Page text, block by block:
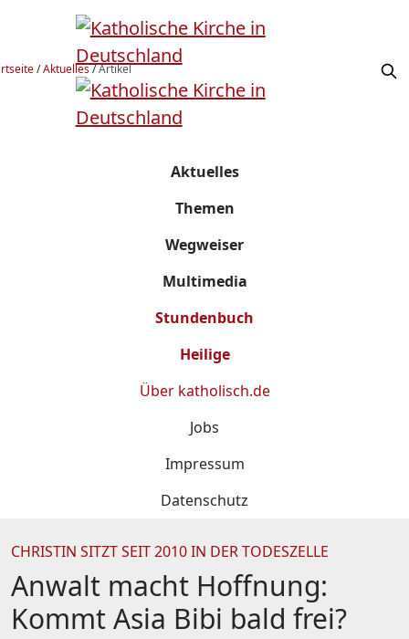
/Aktuelles/Artikel
Aktuelles
Themen
Wegweiser
Multimedia
Stundenbuch
Heilige
Über katholisch.de
Jobs
Impressum
Datenschutz
CHRISTIN SITZT SEIT 2010 IN DER TODESZELLE
Anwalt macht Hoffnung:
Kommt Asia Bibi bald frei?